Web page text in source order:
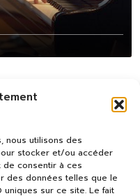
nous utilisons des
stocker et/ou accéder
de consentir à ces
des données telles que le
sur ce site. Le fait